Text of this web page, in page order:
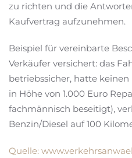
zu richten und die
Kaufvertrag aufzunehmen.
Beispiel für vereinbarte
Verkäufer versichert: das
betriebssicher, hatte
in Höhe von 1.000 Euro
fachmännisch beseitigt),
Benzin/Diesel auf 100
Quelle: